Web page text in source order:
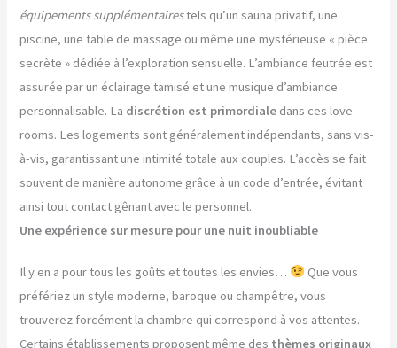
équipements supplémentairestels qu’un sauna privatif, une
piscine, une table de massage ou même une mystérieuse « pièce
secrète » dédiée à l’exploration sensuelle. L’ambiance feutrée est
assurée par un éclairage tamisé et une musique d’ambiance
personnalisable. La discrétion est primordiale dans ces love
rooms. Les logements sont généralement indépendants, sans vis-
à-vis, garantissant une intimité totale aux couples. L’accès se fait
souvent de manière autonome grâce à un code d’entrée, évitant
ainsi tout contact gênant avec le personnel.
Une expérience sur mesure pour une nuit inoubliable
Il y en a pour tous les goûts et toutes les envies…
Que vous
préfériez un style moderne, baroque ou champêtre, vous
trouverez forcément la chambre qui correspond à vos attentes.
Certains établissements proposent même des thèmes originaux